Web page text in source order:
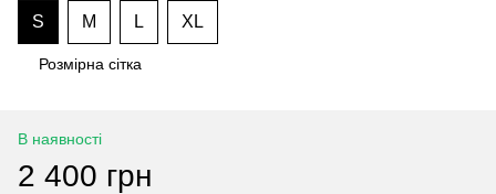
S M L XL
Розмірна сітка
В наявності
2 400 грн